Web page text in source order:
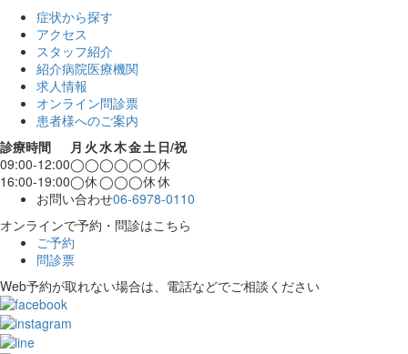
症状から探す
アクセス
スタッフ紹介
紹介病院医療機関
求人情報
オンライン問診票
患者様へのご案内
診療時間
月 火水木金土 日/祝
09:00-12:00◯◯◯◯◯◯休
16:00-19:00◯休◯◯◯休休
お問い合わせ06-6978-0110
オンラインで予約・問診はこちら
ご予約
問診票
Web予約が取れない場合は、電話などでご相談ください